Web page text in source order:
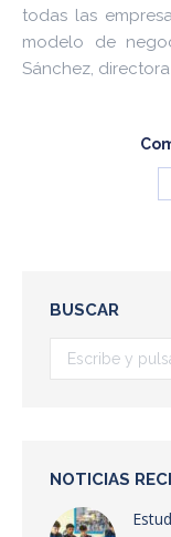
todas las
modelo de
Sánchez, directora
BUSCAR
Buscar:
NOTICIAS